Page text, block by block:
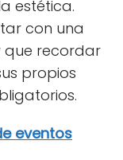
estética.
con una
que recordar
propios
eventos